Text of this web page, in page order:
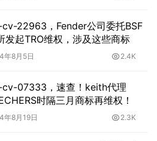
22963，Fender公司委托BSF
发起TRO维权，涉及这些商标
年8月5日 2.4K
07333，速查！keith代理
时隔三月商标再维权！
年8月19日 2.3K